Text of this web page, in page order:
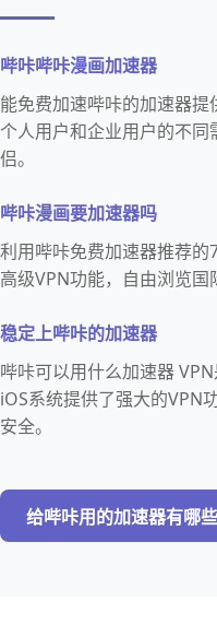
哔咔哔咔漫画加速器
能免费加速哔咔的加速器
个人用户和企业用户的不
侣。
哔咔漫画要加速器吗
利用哔咔免费加速器推荐
高级VPN功能，自由浏览国
稳定上哔咔的加速器
哔咔可以用什么加速器
iOS系统提供了强大的VPN
安全。
给哔咔用的加速器有哪些